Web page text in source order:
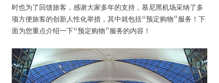
时也为了回馈旅客，感谢大家多年的支持，慕尼黑机场采纳了多
项方便旅客的创新人性化举措，其中就包括“预定购物”服务！下
面为您重点介绍一下“预定购物”服务的内容！